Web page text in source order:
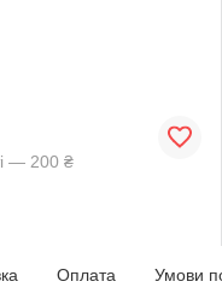
— 200 ₴
Оплата Умови